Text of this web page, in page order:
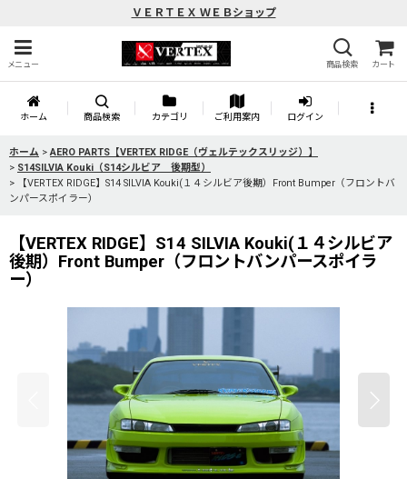
ＶＥＲＴＥＸ ＷＥＢショップ
メニュー 商品検索 カート
ホーム 商品検索 カテゴリ ご利用案内 ログイン
ホーム > AERO PARTS【VERTEX RIDGE（ヴェルテックスリッジ）】
> S14SILVIA Kouki（S14シルビア 後期型）
>
【VERTEX RIDGE】S14 SILVIA Kouki(１４シルビア後期）Front Bumper（フロントバ
ンパースポイラー）
【VERTEX RIDGE】S14 SILVIA Kouki(１４シルビア
後期）Front Bumper（フロントバンパースポイラ
ー）